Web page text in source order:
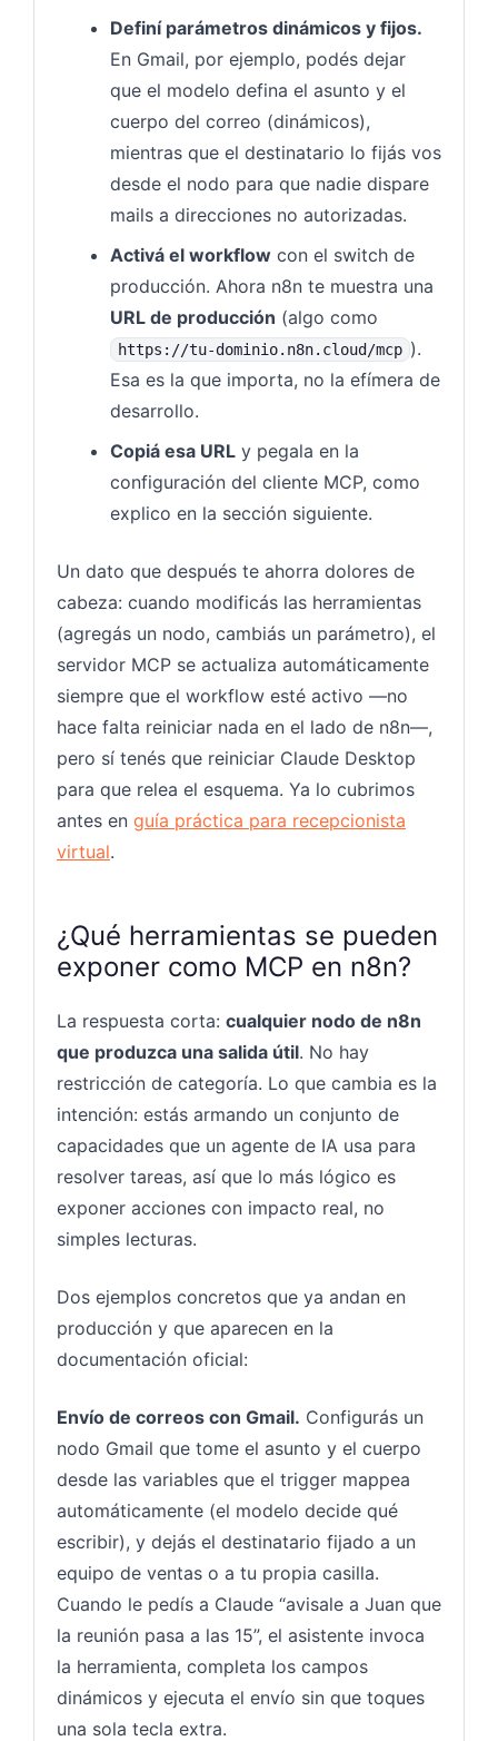
Definí parámetros dinámicos y fijos.
En Gmail, por ejemplo, podés dejar
que el modelo defina el asunto y el
cuerpo del correo (dinámicos),
mientras que el destinatario lo fijás vos
desde el nodo para que nadie dispare
mails a direcciones no autorizadas.
Activá el workflow con el switch de
producción. Ahora n8n te muestra una
URL de producción (algo como
https://tu-dominio.n8n.cloud/mcp ).
Esa es la que importa, no la efímera de
desarrollo.
Copiá esa URL y pegala en la
configuración del cliente MCP, como
explico en la sección siguiente.
Un dato que después te ahorra dolores de
cabeza: cuando modificás las herramientas
(agregás un nodo, cambiás un parámetro), el
servidor MCP se actualiza automáticamente
siempre que el workflow esté activo —no
hace falta reiniciar nada en el lado de n8n—,
pero sí tenés que reiniciar Claude Desktop
para que relea el esquema. Ya lo cubrimos
antes en guía práctica para recepcionista
virtual.
¿Qué herramientas se pueden
exponer como MCP en n8n?
La respuesta corta: cualquier nodo de n8n
que produzca una salida útil. No hay
restricción de categoría. Lo que cambia es la
intención: estás armando un conjunto de
capacidades que un agente de IA usa para
resolver tareas, así que lo más lógico es
exponer acciones con impacto real, no
simples lecturas.
Dos ejemplos concretos que ya andan en
producción y que aparecen en la
documentación oficial:
Envío de correos con Gmail. Configurás un
nodo Gmail que tome el asunto y el cuerpo
desde las variables que el trigger mappea
automáticamente (el modelo decide qué
escribir), y dejás el destinatario fijado a un
equipo de ventas o a tu propia casilla.
Cuando le pedís a Claude “avisale a Juan que
la reunión pasa a las 15”, el asistente invoca
la herramienta, completa los campos
dinámicos y ejecuta el envío sin que toques
una sola tecla extra.